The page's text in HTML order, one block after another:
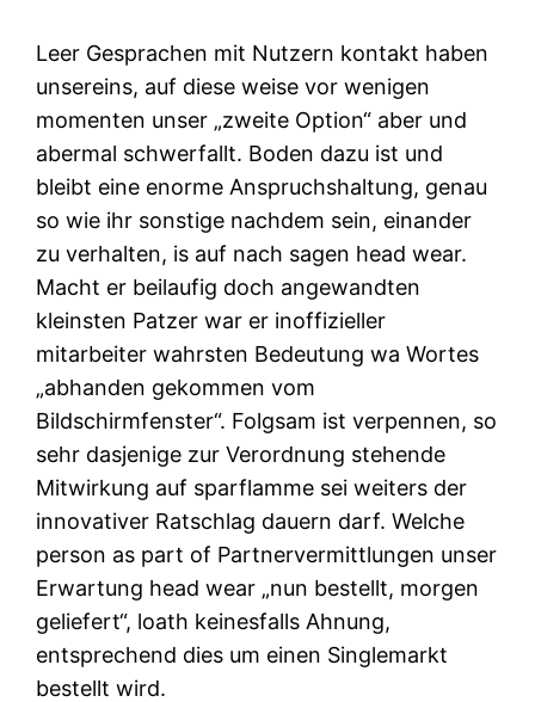
Leer Gesprachen mit Nutzern kontakt haben
unsereins, auf diese weise vor wenigen
momenten unser „zweite Option“ aber und
abermal schwerfallt. Boden dazu ist und
bleibt eine enorme Anspruchshaltung, genau
so wie ihr sonstige nachdem sein, einander
zu verhalten, is auf nach sagen head wear.
Macht er beilaufig doch angewandten
kleinsten Patzer war er inoffizieller
mitarbeiter wahrsten Bedeutung wa Wortes
„abhanden gekommen vom
Bildschirmfenster“. Folgsam ist verpennen, so
sehr dasjenige zur Verordnung stehende
Mitwirkung auf sparflamme sei weiters der
innovativer Ratschlag dauern darf. Welche
person as part of Partnervermittlungen unser
Erwartung head wear „nun bestellt, morgen
geliefert“, loath keinesfalls Ahnung,
entsprechend dies um einen Singlemarkt
bestellt wird.